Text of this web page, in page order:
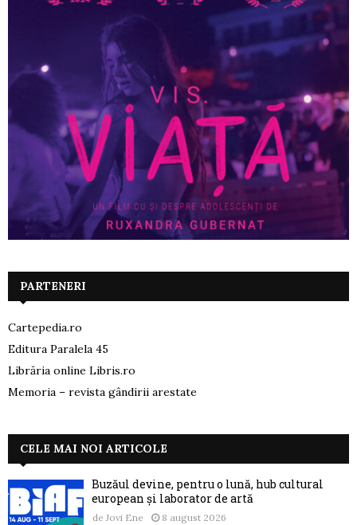
PARTENERI
Cartepedia.ro
Editura Paralela 45
Librăria online Libris.ro
Memoria – revista gândirii arestate
CELE MAI NOI ARTICOLE
Buzăul devine, pentru o lună, hub cultural
european și laborator de artă
de Jovi Ene 8 august 2026